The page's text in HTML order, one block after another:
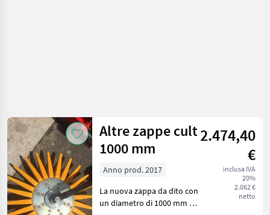
Altre zappe cult
1000 mm
2.474,40
€
inclusa IVA
20%
2.062 €
netto
Anno prod. 2017
La nuova zappa da dito con
un diametro di 1000 mm e